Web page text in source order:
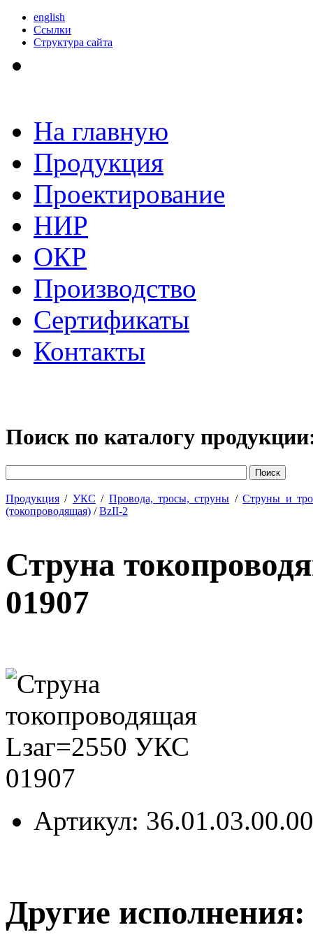
english
Ссылки
Структура сайта
На главную
Продукция
Проектирование
НИР
ОКР
Производство
Сертификаты
Контакты
Поиск по каталогу
Продукция / УКС / Провода, тросы, струны /Струны и
(токопроводящая) /BzII-2
Струна
01907
Артикул:
Другие исполнения: